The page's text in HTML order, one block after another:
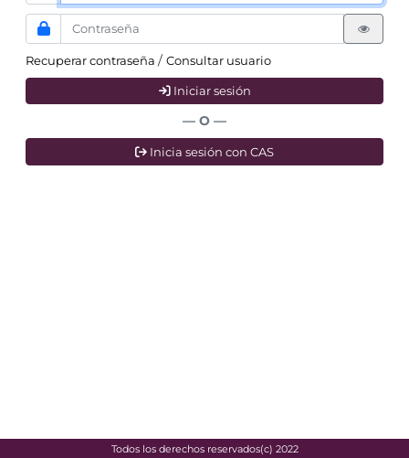
Todos los derechos reservados(c) 2022
Recuperar contraseña / Consultar usuario
Iniciar sesión
— O —
Inicia sesión con CAS